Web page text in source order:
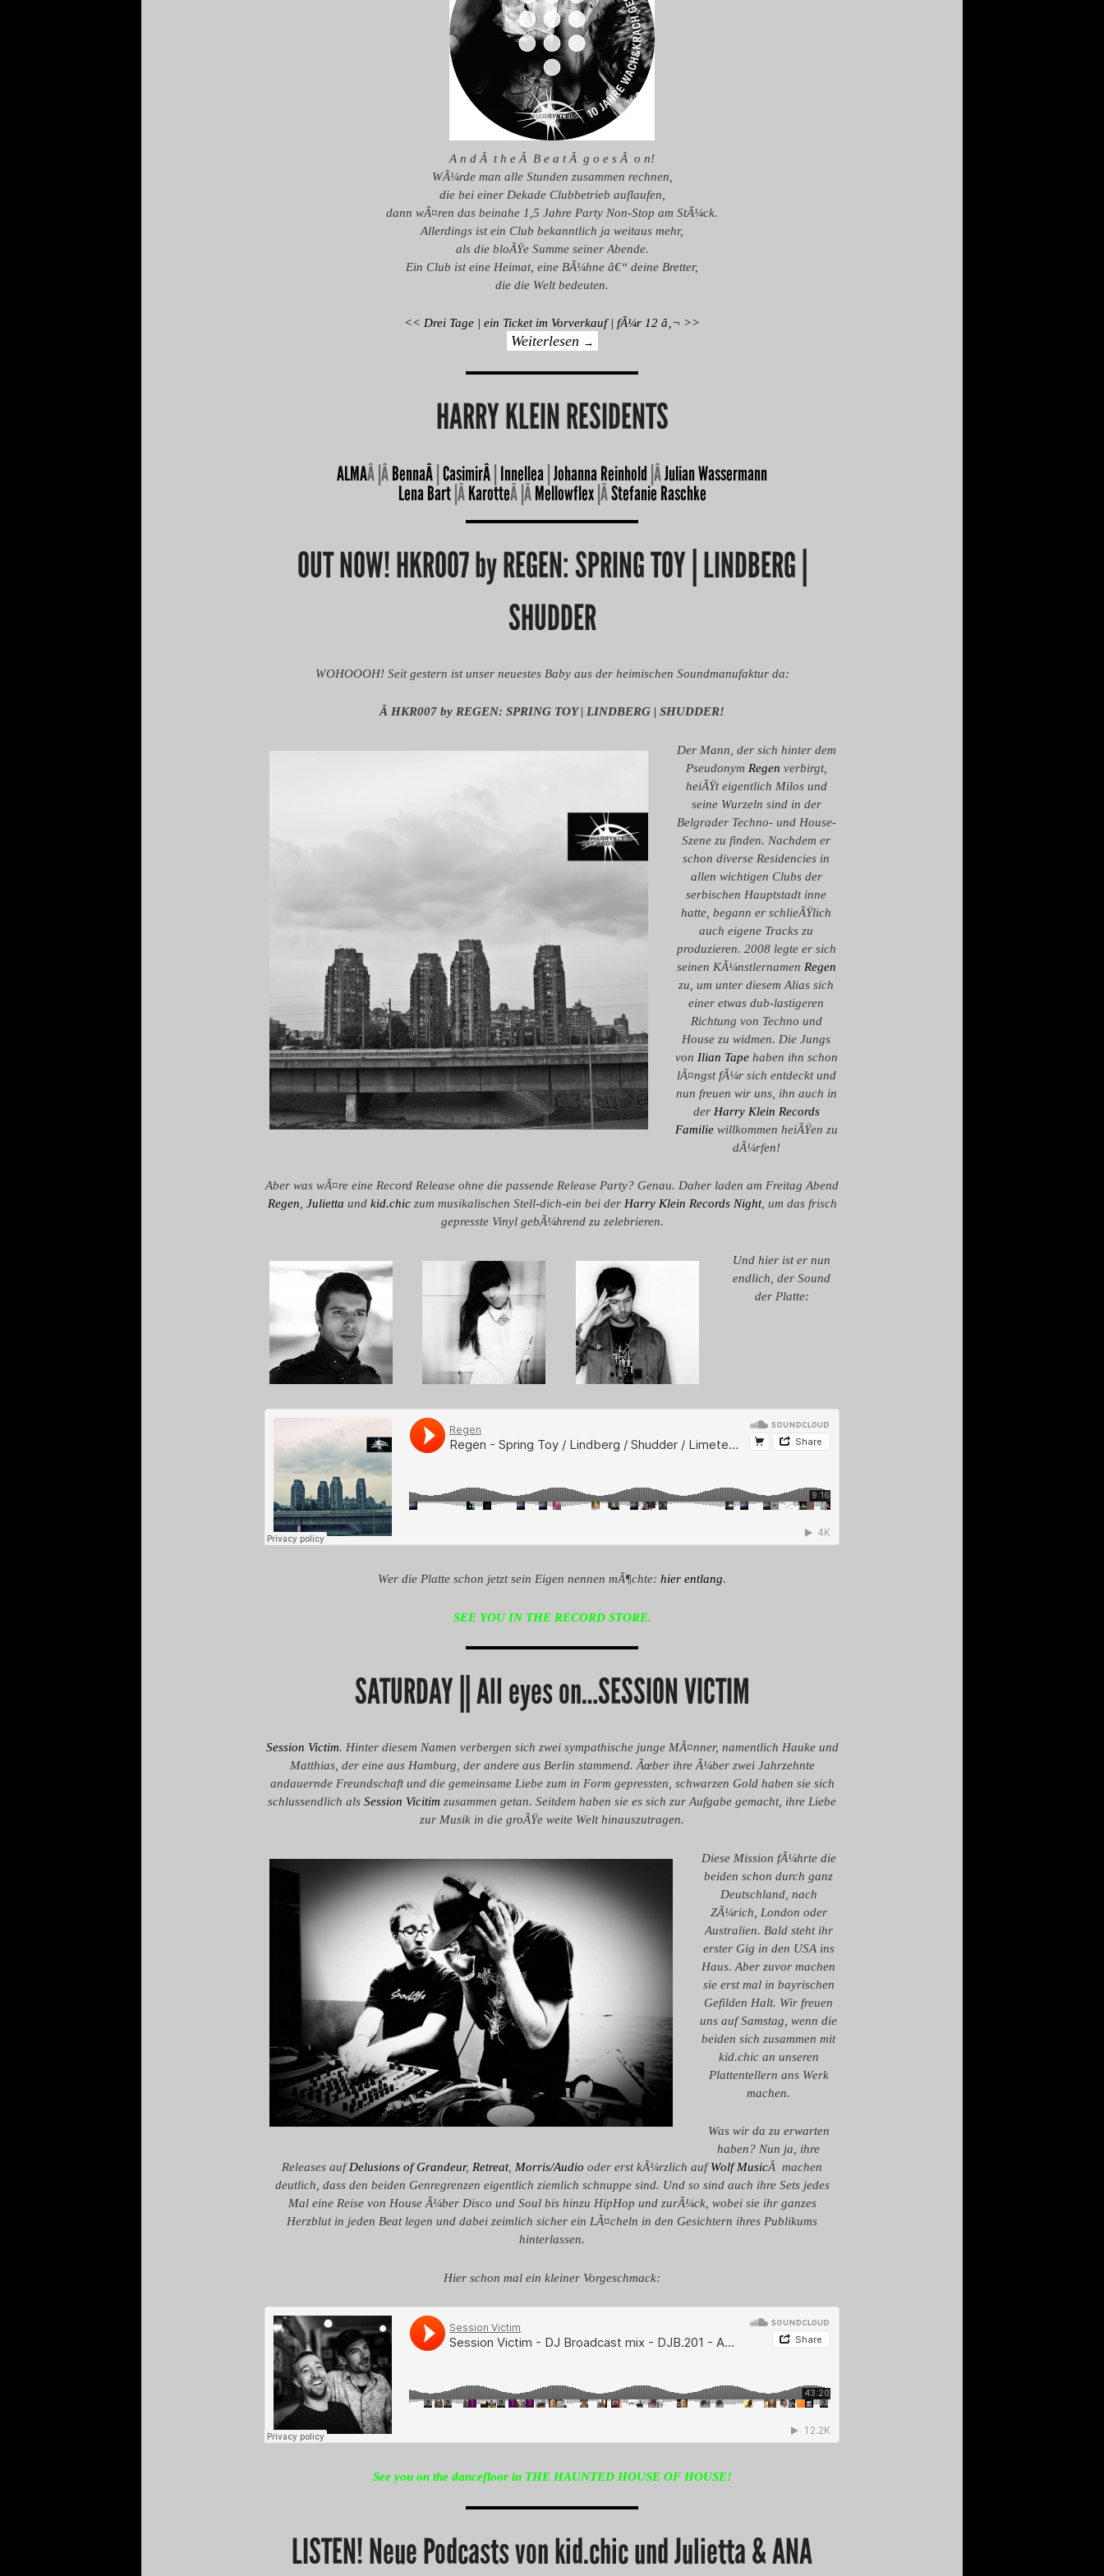
A n d Â t h e Â B e a t Â g o e s Â o n!
WÃ¼rde man alle Stunden zusammen rechnen,
die bei einer Dekade Clubbetrieb auflaufen,
dann wÃ¤ren das beinahe 1,5 Jahre Party Non-Stop am StÃ¼ck.
Allerdings ist ein Club bekanntlich ja weitaus mehr,
als die bloÃŸe Summe seiner Abende.
Ein Club ist eine Heimat, eine BÃ¼hne â€“ deine Bretter,
die die Welt bedeuten.
<< Drei Tage | ein Ticket im Vorverkauf | fÃ¼r 12 â‚¬ >>
Weiterlesen →
HARRY KLEIN RESIDENTS
ALMAÂ |ÂBennaÂ CasimirÂ Innellea Johanna Reinhold |ÂJulian Wassermann
Lena Bart|ÂKarotteÂ |ÂMellowflex |ÂStefanie Raschke
OUT NOW! HKR007 by REGEN: SPRING TOY | LINDBERG |
SHUDDER
WOHOOOH! Seit gestern ist unser neuestes Baby aus der heimischen Soundmanufaktur da:
Â HKR007 by REGEN: SPRING TOY | LINDBERG | SHUDDER!
Der Mann, der sich hinter dem
Pseudonym Regen verbirgt,
heiÃŸt eigentlich Milos und
seine Wurzeln sind in der
Belgrader Techno- und House-
Szene zu finden. Nachdem er
schon diverse Residencies in
allen wichtigen Clubs der
serbischen Hauptstadt inne
hatte, begann er schlieÃŸlich
auch eigene Tracks zu
produzieren. 2008 legte er sich
seinen KÃ¼nstlernamen Regen
zu, um unter diesem Alias sich
einer etwas dub-lastigeren
Richtung von Techno und
House zu widmen. Die Jungs
von Ilian Tapehaben ihn schon
lÃ¤ngst fÃ¼r sich entdeckt und
nun freuen wir uns, ihn auch in
der Harry Klein Records
Familiewillkommen heiÃŸen zu
dÃ¼rfen!
Aber was wÃ¤re eine Record Release ohne die passende Release Party? Genau. Daher laden am Freitag Abend
Regen Julietta und kid.chiczum musikalischen Stell-dich-ein bei der Harry Klein Records Night, um das frisch
gepresste Vinyl gebÃ¼hrend zu zelebrieren.
Und hier ist er nun
endlich, der Sound
der Platte:
Wer die Platte schon jetzt sein Eigen nennen mÃ¶chte: hier entlang.
SEE YOU IN THE RECORD STORE.
SATURDAY || All eyes on…SESSION VICTIM
Session Victim. Hinter diesem Namen verbergen sich zwei sympathische junge MÃ¤nner, namentlich Hauke und
Matthias, der eine aus Hamburg, der andere aus Berlin stammend. Ãœber ihre Ã¼ber zwei Jahrzehnte
andauernde Freundschaft und die gemeinsame Liebe zum in Form gepressten, schwarzen Gold haben sie sich
schlussendlich als Session Vicitim zusammen getan. Seitdem haben sie es sich zur Aufgabe gemacht, ihre Liebe
zur Musik in die groÃŸe weite Welt hinauszutragen.
Diese Mission fÃ¼hrte die
beiden schon durch ganz
Deutschland, nach
ZÃ¼rich, London oder
Australien. Bald steht ihr
erster Gig in den USA ins
Haus. Aber zuvor machen
sie erst mal in bayrischen
Gefilden Halt. Wir freuen
uns auf Samstag, wenn die
beiden sich zusammen mit
kid.chic an unseren
Plattentellern ans Werk
machen.
Was wir da zu erwarten
haben? Nun ja, ihre
Releases aufDelusions of Grandeur, Retreat, Morris/Audio oder erst kÃ¼rzlich aufWolf MusicÂ machen
deutlich, dass den beiden Genregrenzen eigentlich ziemlich schnuppe sind. Und so sind auch ihre Sets jedes
Mal eine Reise von House Ã¼ber Disco und Soul bis hinzu HipHop und zurÃ¼ck, wobei sie ihr ganzes
Herzblut in jeden Beat legen und dabei zeimlich sicher ein LÃ¤cheln in den Gesichtern ihres Publikums
hinterlassen.
Hier schon mal ein kleiner Vorgeschmack:
See you on the dancefloor in THE HAUNTED HOUSE OF HOUSE!
LISTEN! Neue Podcasts von kid.chic und Julietta & ANA